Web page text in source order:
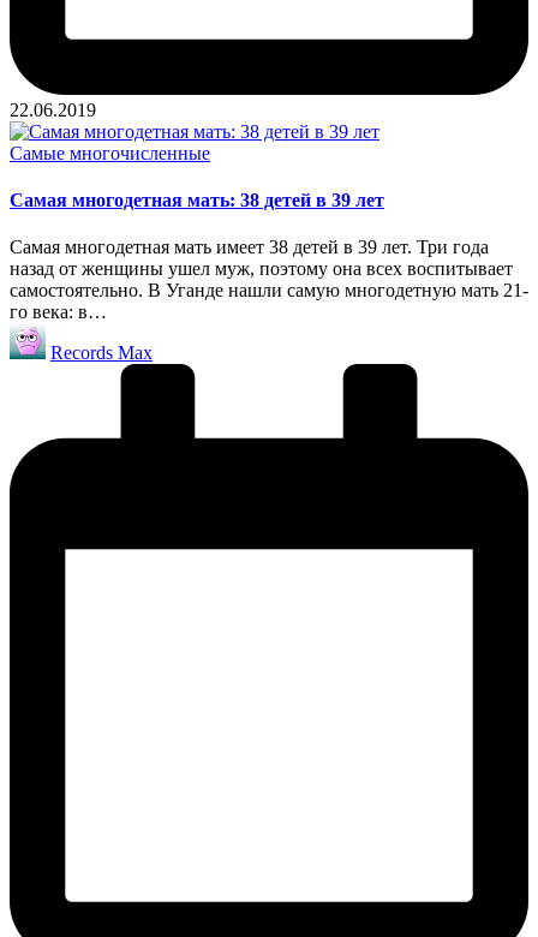
22.06.2019
Опубликовано
Самые многочисленные
Самая многодетная мать: 38 детей в 39 лет
Самая многодетная мать имеет 38 детей в 39 лет. Три года
назад от женщины ушел муж, поэтому она всех воспитывает
самостоятельно. В Уганде нашли самую многодетную мать 21-
го века: в…
Запись
от
Records Max